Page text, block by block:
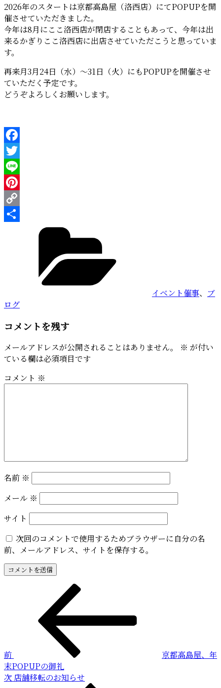
2026年のスタートは京都高島屋（洛西店）にてPOPUPを開
催させていただきました。
今年は8月にここ洛西店が閉店することもあって、今年は出
来るかぎりここ洛西店に出店させていただこうと思っていま
す。
再来月3月24日（水）～31日（火）にもPOPUPを開催させ
ていただく予定です。
どうぞよろしくお願いします。
Facebook
Twitter
Line
Pinterest
Copy
イベント催事、 ブ
ログ
コメントを残す
メールアドレスが公開されることはありません。 ※ が付い
ている欄は必須項目です
コメント ※
名前 ※
メール ※
サイト
次回のコメントで使用するためブラウザーに自分の名
前、メールアドレス、サイトを保存する。
ゲ
ー
前
京都高島屋、年
末POPUPの御礼
次
次 店舗移転のお知らせ